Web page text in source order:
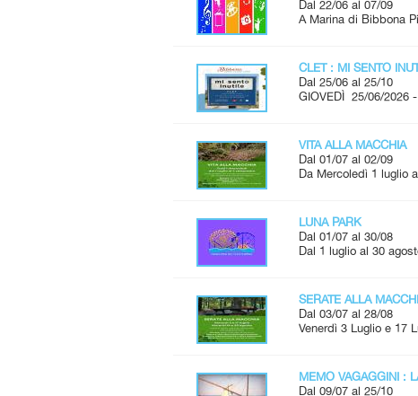
Dal 22/06 al 07/09
A Marina di Bibbona
CLET : MI SENTO
Dal 25/06 al 25/10
GIOVEDÌ 25/06/2026
VITA ALLA MACCHIA
Dal 01/07 al 02/09
Da Mercoledì 1 luglio
LUNA PARK
Dal 01/07 al 30/08
Dal 1 luglio al 30
SERATE ALLA
Dal 03/07 al 28/08
Venerdì 3 Luglio e 17
MEMO VAGAGGINI :
Dal 09/07 al 25/10